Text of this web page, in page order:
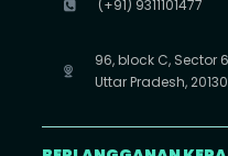
(+91) 9311101477
96, block C, Sector
Uttar Pradesh,